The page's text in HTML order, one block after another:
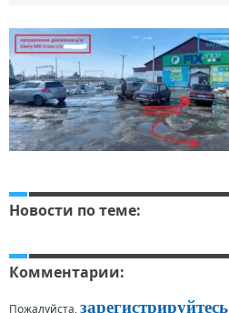
Новости по теме:
Комментарии:
Пожалуйста,зарегистрируйтесь